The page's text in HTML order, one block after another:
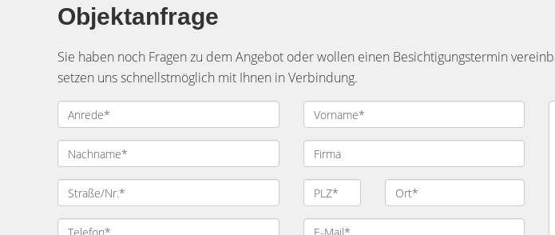
Objektanfrage
Sie haben noch Fragen zu dem Angebot oder wollen einen Besichtigungstermin
setzen uns schnellstmöglich mit Ihnen in Verbindung.